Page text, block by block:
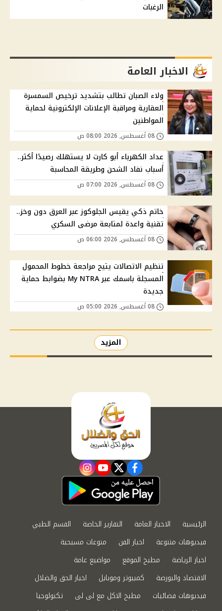
الرغبات
الاخبار العامة
ولاء الصبان تطالب بتشديد ترخيص السمسرة
العقارية ومراقبة الإعلانات الإلكترونية لحماية
المواطنين
عداد الكهرباء أبو كارت لا يستهلك رصيدًا أكثر..
أسباب نفاد الشحن وطريقة المحاسبة
خاتم ذكي يقيس الجلوكوز عبر العرق دون وخز..
تقنية واعدة لمتابعة مرضى السكري
تنظيم الاتصالات يتيح مراجعة خطوط المحمول
المسجلة باسمك عبر My NTRA بضوابط حماية
جديدة
المزيد
facebook
twitter
youtube
instagram
الرئيسية الاخبار العامة التقارير الخاصة
القسم الطبي
فيديوهات متنوعة
اخبار الفن
منوعات مسيحية
اخبار الرياضة
مطبخ الموقع
مواضيع عامة
الاقتصاد والبورصة
كمبيوتر وموبايل
اخبار الحق والضلال
فيديوهات فضائيات
مطبخ الاكل مع لى لى
تكنولوجيا